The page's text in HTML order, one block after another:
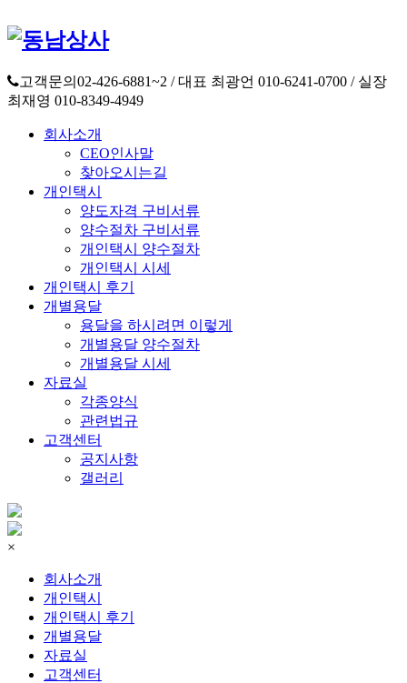
고객문의 02-426-6881~2 / 대표 최광언 010-6241-0700 / 실장
최재영 010-8349-4949
회사소개
CEO인사말
찾아오시는길
개인택시
양도자격 구비서류
양수절차 구비서류
개인택시 양수절차
개인택시 시세
개인택시 후기
개별용달
용달을 하시려면 이렇게
개별용달 양수절차
개별용달 시세
자료실
각종양식
관련법규
고객센터
공지사항
갤러리
×
회사소개
개인택시
개인택시 후기
개별용달
자료실
고객센터